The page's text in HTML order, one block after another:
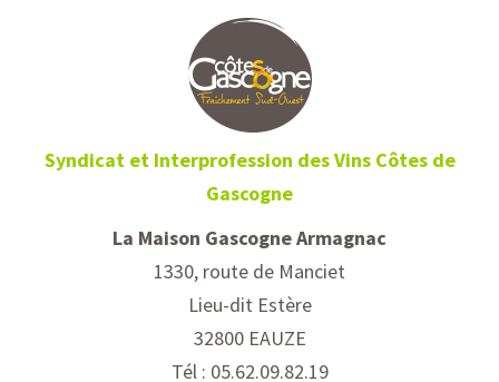
Syndicat et Interprofession des Vins Côtes de
Gascogne
La Maison Gascogne Armagnac
1330, route de Manciet
Lieu-dit Estère
32800 EAUZE
Tél : 05.62.09.82.19